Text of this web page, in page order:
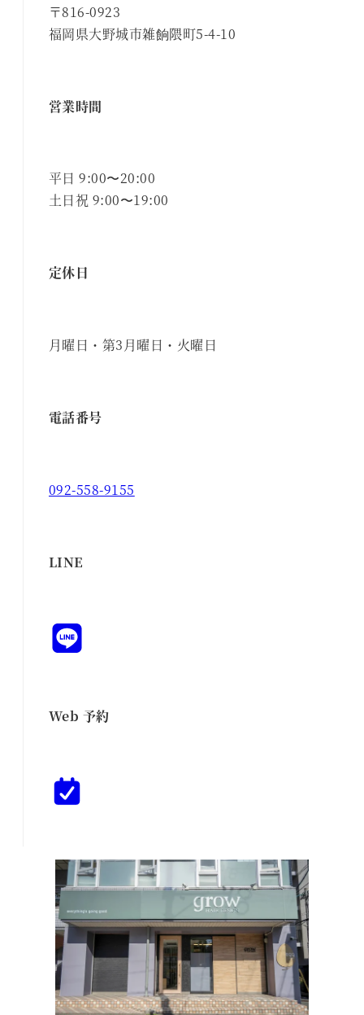
〒816-0923
福岡県大野城市雑餉隈町5-4-10
営業時間
平日 9:00〜20:00
土日祝 9:00〜19:00
定休日
月曜日・第3月曜日・火曜日
電話番号
092-558-9155
LINE
Web 予約